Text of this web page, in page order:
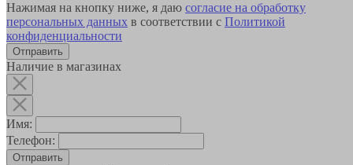
Нажимая на кнопку ниже, я даю согласие на обработку
персональных данных в соответствии с Политикой
конфиденциальности
Наличие в магазинах
Имя:
Телефон:
Отправить